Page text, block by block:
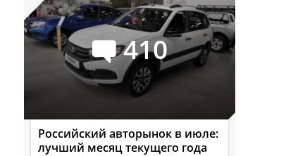
410
Российский авторынок в июле:
лучший месяц текущего года